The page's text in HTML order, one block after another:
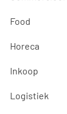
Food
Horeca
Inkoop
Logistiek